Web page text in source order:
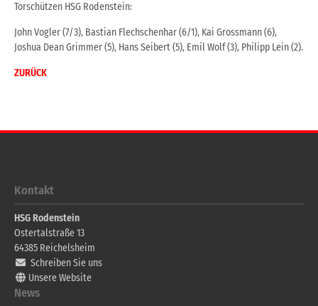
Torschützen HSG Rodenstein:
John Vogler (7/3), Bastian Flechschenhar (6/1), Kai Grossmann (6),
Joshua Dean Grimmer (5), Hans Seibert (5), Emil Wolf (3), Philipp Lein (2).
ZURÜCK
Kontakt
HSG Rodenstein
Ostertalstraße 13
64385 Reichelsheim
Schreiben Sie uns
Unsere Website
News